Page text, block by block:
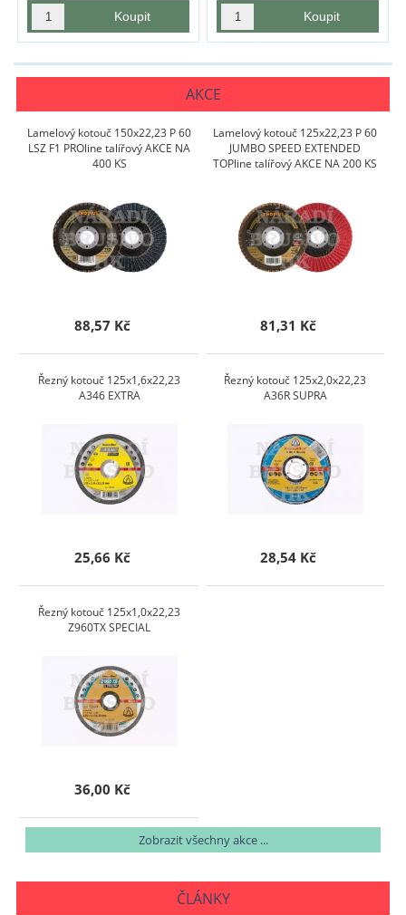
AKCE
Lamelový kotouč 150x22,23 P 60
LSZ F1 PROline talířový AKCE NA
400 KS
88,57 Kč
Lamelový kotouč 125x22,23 P 60
JUMBO SPEED EXTENDED
TOPline talířový AKCE NA 200 KS
81,31 Kč
Řezný kotouč 125x1,6x22,23
A346 EXTRA
25,66 Kč
Řezný kotouč 125x2,0x22,23
A36R SUPRA
28,54 Kč
Řezný kotouč 125x1,0x22,23
Z960TX SPECIAL
36,00 Kč
Zobrazit všechny akce ...
ČLÁNKY